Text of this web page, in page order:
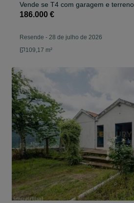
Vende se T4 com garagem e terreno
186.000 €
Resende - 28 de julho de 2026
109,17 m²